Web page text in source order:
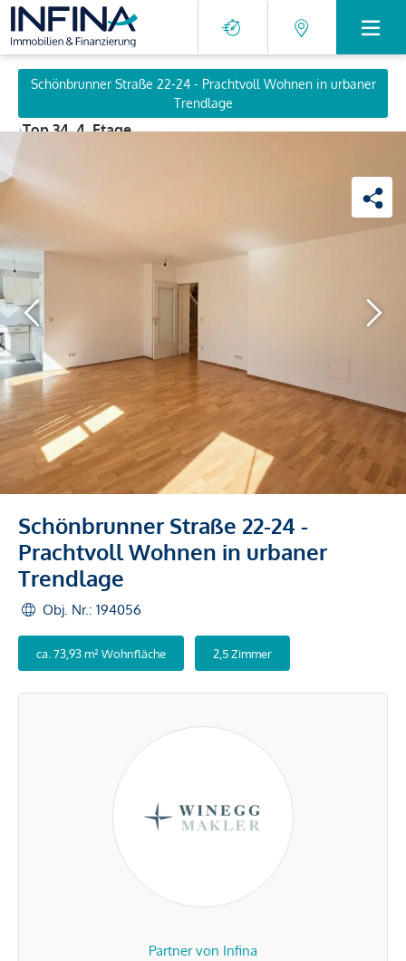
Schönbrunner Straße 22-24 - Prachtvoll Wohnen in urbaner
Trendlage
›Top 34, 4. Etage
Schönbrunner Straße 22-24 -
Prachtvoll Wohnen in urbaner
Trendlage
Obj. Nr.: 194056
ca. 73,93 m² Wohnfläche 2,5 Zimmer
Partner von Infina